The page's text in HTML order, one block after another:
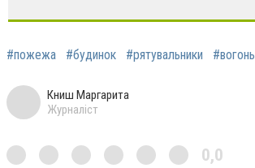
#пожежа #будинок #рятувальники #вогонь
Книш Маргарита
Журналіст
0,0